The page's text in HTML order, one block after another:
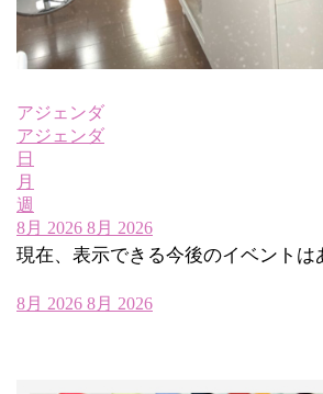
アジェンダ
アジェンダ
日
月
週
8月 2026 8月 2026
現在、表示できる今後のイベントは
8月 2026 8月 2026